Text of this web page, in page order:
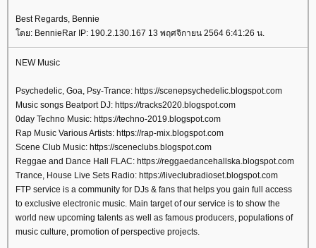
Best Regards, Bennie
ดย: BennieRar IP: 190.2.130.167 13 พฤศจิกายน 2564 6:41:26 น.
NEW Music
Psychedelic, Goa, Psy-Trance: https://scenepsychedelic.blogspot.com
Music songs Beatport DJ: https://tracks2020.blogspot.com
0day Techno Music: https://techno-2019.blogspot.com
Rap Music Various Artists: https://rap-mix.blogspot.com
Scene Club Music: https://sceneclubs.blogspot.com
Reggae and Dance Hall FLAC: https://reggaedancehallska.blogspot.com
Trance, House Live Sets Radio: https://liveclubradioset.blogspot.com
FTP service is a community for DJs & fans that helps you gain full access
to exclusive electronic music. Main target of our service is to show the
world new upcoming talents as well as famous producers, populations of
music culture, promotion of perspective projects.